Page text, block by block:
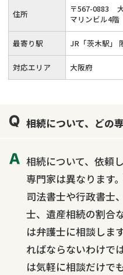
住所 〒567-0883
マリンビル4階
最寄り駅 JR「茨木駅」
対応エリア 大阪府
相続について、どの
相続について、依頼
専門家は異なります
司法書士や行政書士
士、遺産相続の割合
は弁護士に相談しま
ればならないわけで
は気軽に相談だけで